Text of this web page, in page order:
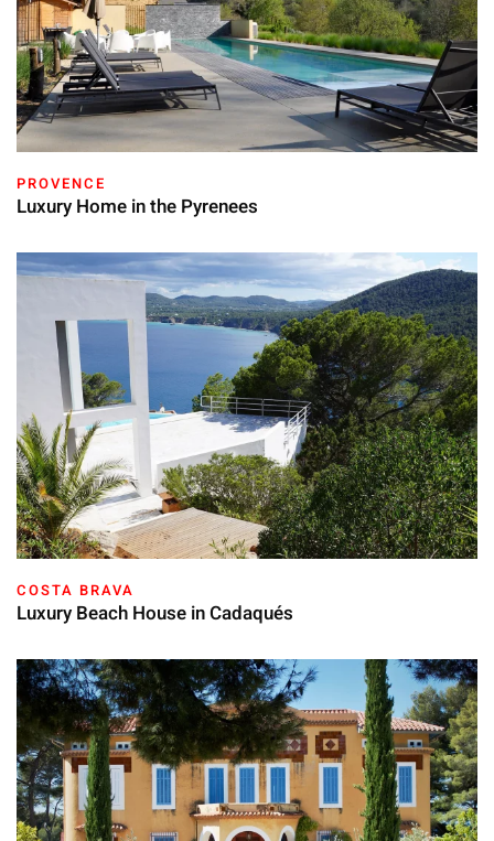
PROVENCE
Luxury Home in the Pyrenees
COSTA BRAVA
Luxury Beach House in Cadaqués